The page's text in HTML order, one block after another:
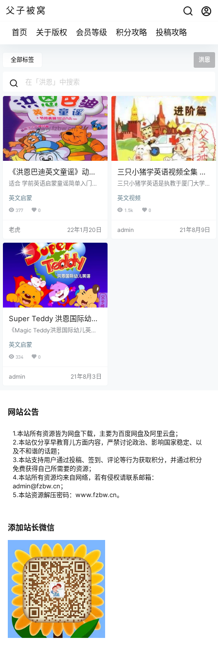
父子被窝
首页 关于版权 会员等级 积分攻略 投稿攻略
全部标签 洪恩
《洪恩巴迪英文童谣》动画
视频 附PDF电子书
适合 学前英语启蒙童谣简单入门，
谣》把这种神奇和不可思议的变成
可参，就是希望给中国学英语的儿
去，感受音乐和英语魅力，亲身感
巴迪英文童谣》，收集了50首左右
国外广为流传的英文童谣，由美国
少儿合唱团的小演员演唱。分享内
容有三种…
英文启蒙
377 0
老虎 22年1月20日
三只小猪学英语视频全集 共
60集
三只小猪学英语是执教于厦门大学
中心联合制作推出，是针对于儿童
和初学英语者的一套英语学习系列
是“三文治故事教学法”，把英语词语
英文视频
1.5k 0
admin 21年8月9日
Super Teddy 洪恩国际幼儿
英语动画 8课时
《Magic Teddy洪恩国际幼儿英
家庭版》的提高篇，是一套专门为3
-8岁的儿童设计的家庭英语学习教
材。本教材首创了一套步骤完善的
的方式引导孩子一步一步进行英语
带动单词、句型和歌曲的学习，全
面提高孩子的英语阅读和理解水
英文启蒙
334 0
admin 21年8月3日
网站公告
1.本站所有资源皆为网盘下载，主要为百度网盘及阿里云盘；
2.本站仅分享早教育儿方面内容，严禁讨论政治、影响国家稳定、以
及不和谐的话题；
3.本站支持用户通过投稿、签到、评论等行为获取积分，并通过积分
免费获得自己所需要的资源；
4.本站所有资源均来自网络，若有侵权请联系邮箱：
admin@fzbw.cn；
5.本站资源解压密码：www.fzbw.cn。
添加站长微信